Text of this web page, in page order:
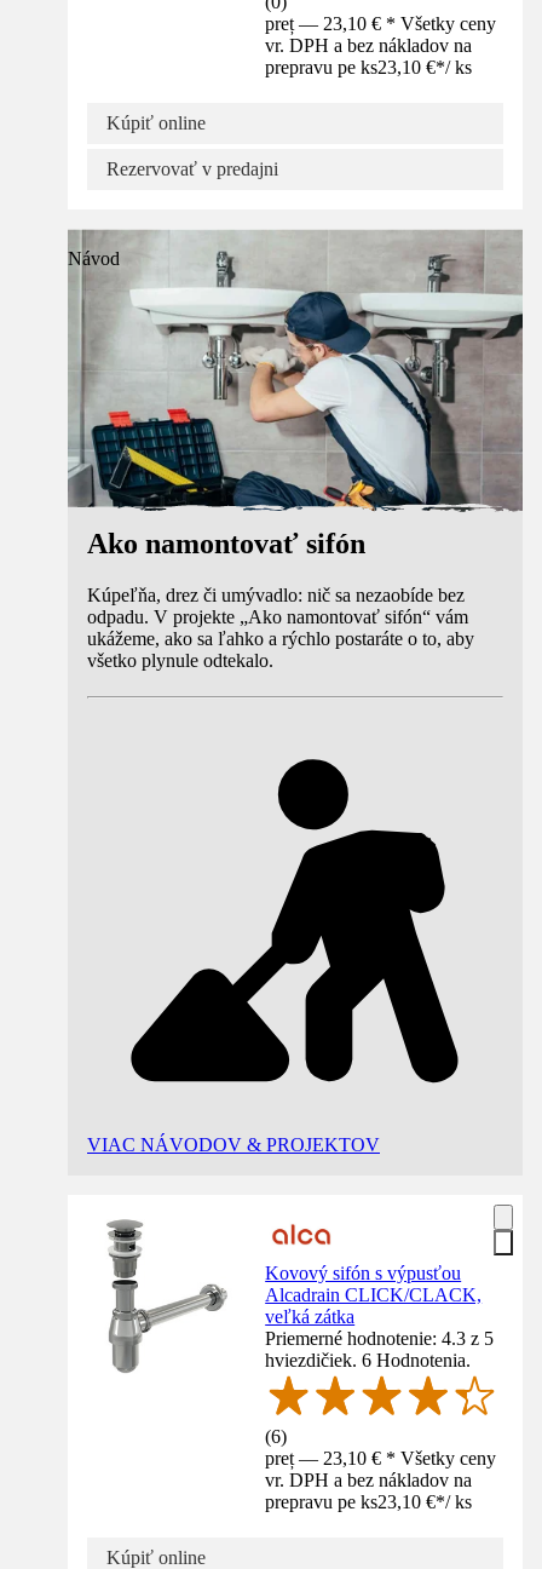
preț — 23,10 € * Všetky ceny
vr. DPH a bez nákladov na
prepravu pe ks23,10 €*/ ks
Kúpiť online
Rezervovať v predajni
Návod
Ako namontovať sifón
Kúpeľňa, drez či umývadlo: nič sa nezaobíde bez
odpadu. V projekte „Ako namontovať sifón“ vám
ukážeme, ako sa ľahko a rýchlo postaráte o to, aby
všetko plynule odtekalo.
VIAC NÁVODOV & PROJEKTOV
Kovový sifón s výpusťou
Alcadrain CLICK/CLACK,
veľká zátka
Priemerné hodnotenie: 4.3 z 5
hviezdičiek. 6 Hodnotenia.
(6)
preț — 23,10 € * Všetky ceny
vr. DPH a bez nákladov na
prepravu pe ks23,10 €*/ ks
Kúpiť online